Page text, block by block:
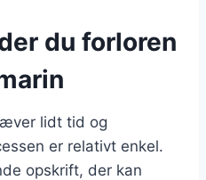
du forloren
lidt tid og
er relativt enkel.
opskrift, der kan